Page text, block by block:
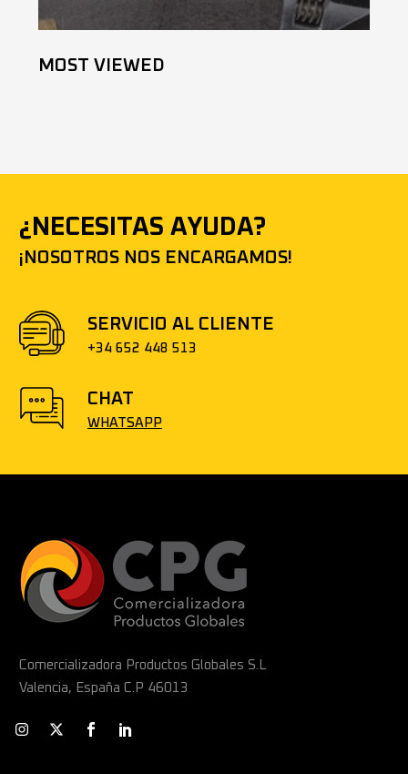
MOST VIEWED
¿NECESITAS AYUDA?
¡NOSOTROS NOS ENCARGAMOS!
SERVICIO AL CLIENTE
+34 652 448 513
CHAT
WHATSAPP
Comercializadora Productos Globales S.L
Valencia, España C.P 46013